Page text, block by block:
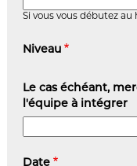
Si vous vous débutez
Niveau
Le cas échéant,
l'équipe à intégrer
Date